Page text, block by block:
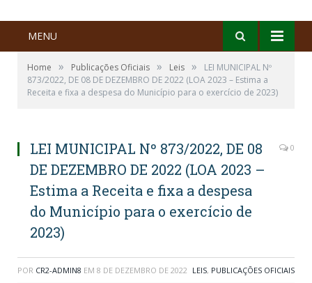
MENU
Home » Publicações Oficiais » Leis »
LEI MUNICIPAL Nº
873/2022, DE 08 DE DEZEMBRO DE 2022 (LOA 2023 – Estima a
Receita e fixa a despesa do Município para o exercício de 2023)
LEI MUNICIPAL Nº 873/2022, DE 08
DE DEZEMBRO DE 2022 (LOA 2023 –
Estima a Receita e fixa a despesa
do Município para o exercício de
2023)
0
POR CR2-ADMIN8 EM 8 DE DEZEMBRO DE 2022 LEIS, PUBLICAÇÕES OFICIAIS